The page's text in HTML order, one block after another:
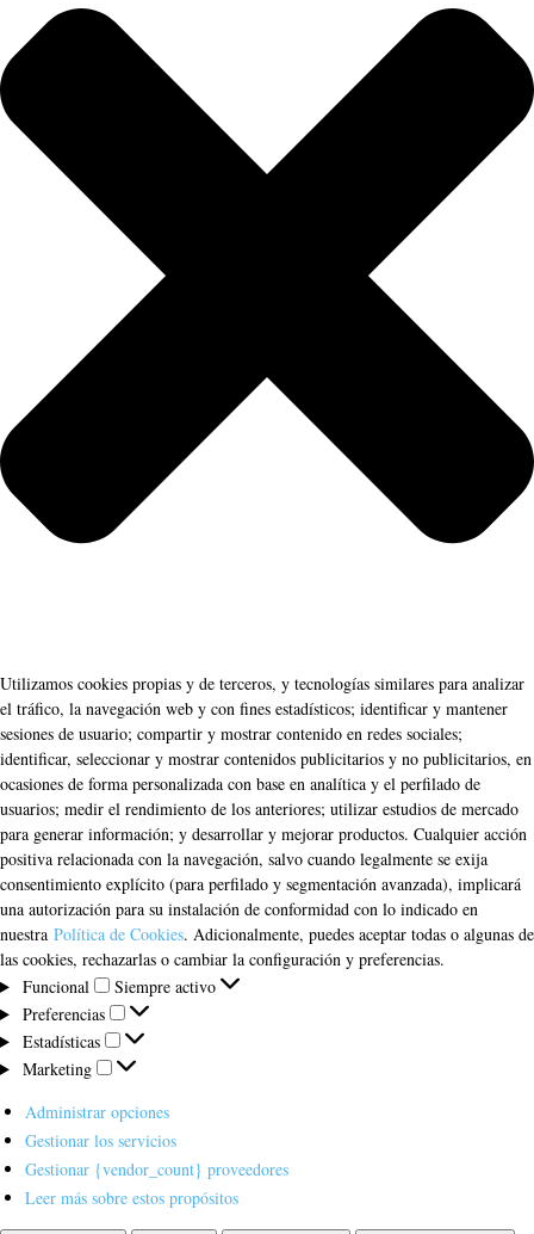
Utilizamos cookies propias y de terceros, y tecnologías similares para analizar
el tráfico, la navegación web y con fines estadísticos; identificar y mantener
sesiones de usuario; compartir y mostrar contenido en redes sociales;
identificar, seleccionar y mostrar contenidos publicitarios y no publicitarios, en
ocasiones de forma personalizada con base en analítica y el perfilado de
usuarios; medir el rendimiento de los anteriores; utilizar estudios de mercado
para generar información; y desarrollar y mejorar productos. Cualquier acción
positiva relacionada con la navegación, salvo cuando legalmente se exija
consentimiento explícito (para perfilado y segmentación avanzada), implicará
una autorización para su instalación de conformidad con lo indicado en
nuestra Política de Cookies. Adicionalmente, puedes aceptar todas o algunas de
las cookies, rechazarlas o cambiar la configuración y preferencias.
Funcional
Funcional
Siempre activo
Preferencias
Preferencias
Estadísticas
Estadísticas
Marketing
Marketing
Administrar opciones
Gestionar los servicios
Gestionar {vendor_count} proveedores
Leer más sobre estos propósitos